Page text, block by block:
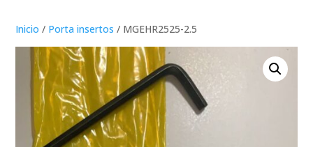
Inicio / Porta insertos / MGEHR2525-2.5